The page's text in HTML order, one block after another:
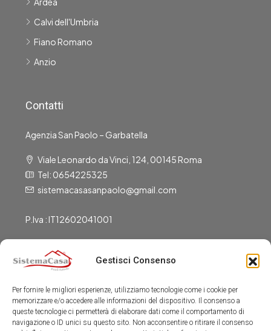
Gestisci Consenso
Per fornire le migliori esperienze, utilizziamo tecnologie come i cookie per
memorizzare e/o accedere alle informazioni del dispositivo. Il consenso a
queste tecnologie ci permetterà di elaborare dati come il comportamento di
navigazione o ID unici su questo sito. Non acconsentire o ritirare il consenso
Calvi dell'Umbria
Fiano Romano
Anzio
Contatti
Agenzia San Paolo – Garbatella
Viale Leonardo da Vinci, 124, 00145 Roma
Tel: 0654225325
sistemacasasanpaolo@gmail.com
P.Iva : IT12602041001
Gli Uffici Sono Aperti
Dal Lunedì al Venerdì:
9:00-13:00
15:30-19:30